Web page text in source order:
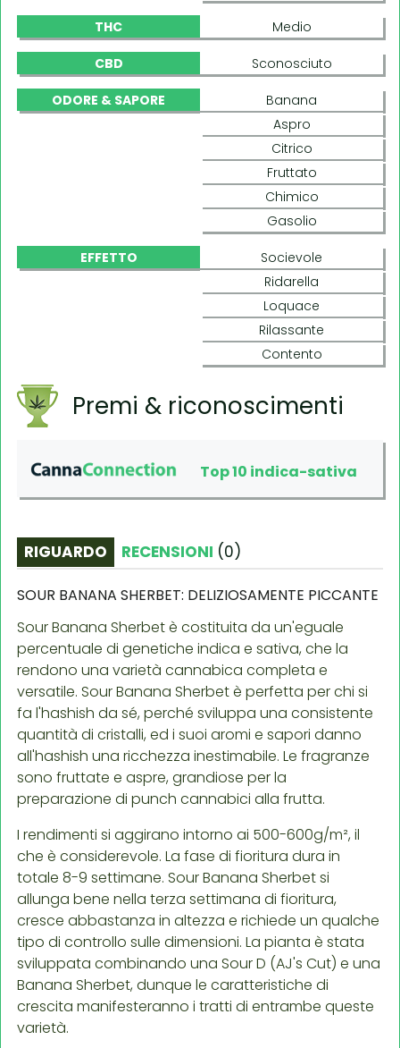
THC Medio
CBD Sconosciuto
ODORE & SAPORE
Banana
Aspro
Citrico
Fruttato
Chimico
Gasolio
EFFETTO
Socievole
Ridarella
Loquace
Rilassante
Contento
Premi & riconoscimenti
Top 10 indica-sativa
RIGUARDO RECENSIONI (0)
SOUR BANANA SHERBET: DELIZIOSAMENTE PICCANTE
Sour Banana Sherbet è costituita da un'eguale
percentuale di genetiche indica e sativa, che la
rendono una varietà cannabica completa e
versatile. Sour Banana Sherbet è perfetta per chi si
fa l'hashish da sé, perché sviluppa una consistente
quantità di cristalli, ed i suoi aromi e sapori danno
all'hashish una ricchezza inestimabile. Le fragranze
sono fruttate e aspre, grandiose per la
preparazione di punch cannabici alla frutta.
I rendimenti si aggirano intorno ai 500-600g/m², il
che è considerevole. La fase di fioritura dura in
totale 8-9 settimane. Sour Banana Sherbet si
allunga bene nella terza settimana di fioritura,
cresce abbastanza in altezza e richiede un qualche
tipo di controllo sulle dimensioni. La pianta è stata
sviluppata combinando una Sour D (AJ's Cut) e una
Banana Sherbet, dunque le caratteristiche di
crescita manifesteranno i tratti di entrambe queste
varietà.